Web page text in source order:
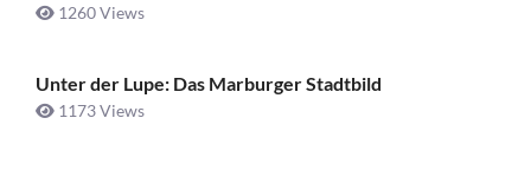
1260 Views
Unter der Lupe: Das Marburger Stadtbild
1173 Views